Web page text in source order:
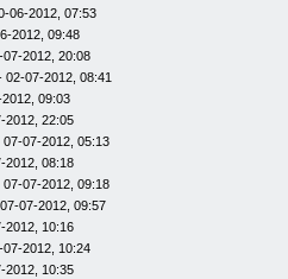
06-2012, 07:53
2012, 09:48
07-2012, 20:08
02-07-2012, 08:41
09:03
2012, 22:05
07-07-2012, 05:13
2012, 08:18
07-07-2012, 09:18
07-2012, 09:57
2012, 10:16
07-2012, 10:24
2012, 10:35